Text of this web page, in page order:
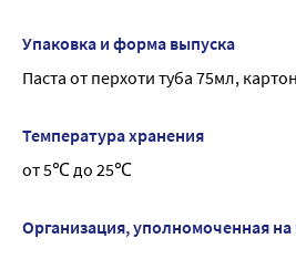
волосы.
Результат: уменьшает проявление
снижает интенсивность зуда и
восстанавливает структуру волос.
Упаковка и форма выпуска
Паста от перхоти туба 75мл,
Температура хранения
от 5℃ до 25℃
Организация, уполномоченная